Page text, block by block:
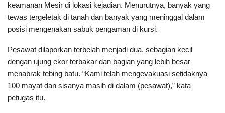
keamanan Mesir di lokasi kejadian. Menurutnya, banyak yang
tewas tergeletak di tanah dan banyak yang meninggal dalam
posisi mengenakan sabuk pengaman di kursi.
Pesawat dilaporkan terbelah menjadi dua, sebagian kecil
dengan ujung ekor terbakar dan bagian yang lebih besar
menabrak tebing batu. “Kami telah mengevakuasi setidaknya
100 mayat dan sisanya masih di dalam (pesawat),” kata
petugas itu.